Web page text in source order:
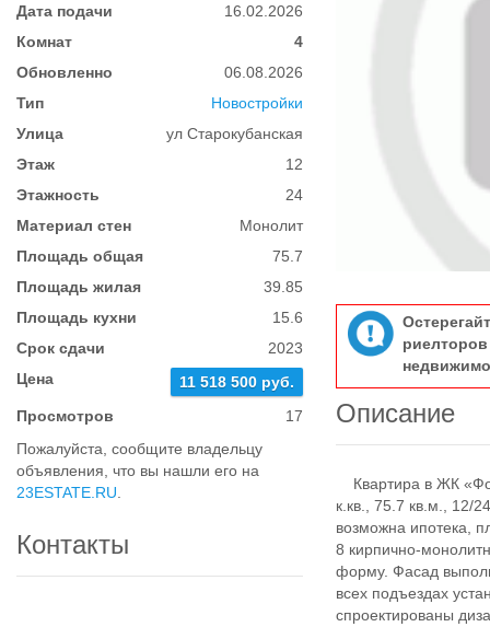
Дата подачи
16.02.2026
Комнат
4
Обновленно
06.08.2026
Тип
Новостройки
Улица
ул Старокубанская
Этаж
12
Этажность
24
Материал стен
Монолит
Площадь общая
75.7
Площадь жилая
39.85
Площадь кухни
15.6
Срок сдачи
2023
Цена
11 518 500 руб.
Просмотров
17
Пожалуйста, сообщите владельцу
объявления, что вы нашли его на
23ESTATE.RU
Контакты
Описание
Квартира в ЖК
к.кв., 75.7 кв.м., 12/
возможна ипотека,
8 кирпично-
форму. Фасад
всех подъездах
спроектированы